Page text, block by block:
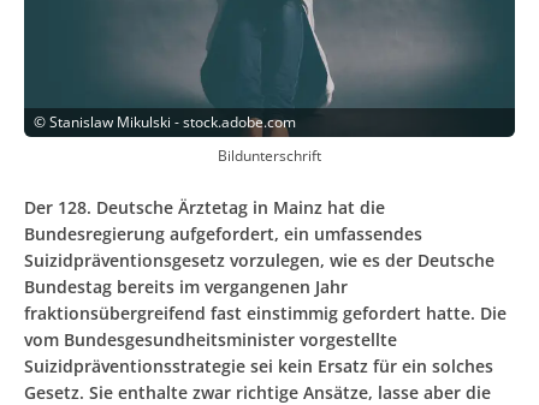
©Stanislaw Mikulski - stock.adobe.com
Bildunterschrift
Der 128. Deutsche Ärztetag in Mainz hat die
Bundesregierung aufgefordert, ein umfassendes
Suizidpräventionsgesetz vorzulegen, wie es der Deutsche
Bundestag bereits im vergangenen Jahr
fraktionsübergreifend fast einstimmig gefordert hatte. Die
vom Bundesgesundheitsminister vorgestellte
Suizidpräventionsstrategie sei kein Ersatz für ein solches
Gesetz. Sie enthalte zwar richtige Ansätze, lasse aber die